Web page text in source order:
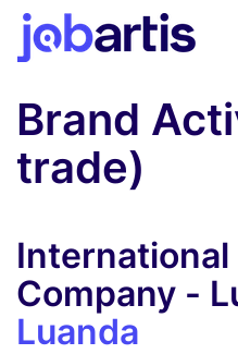
Brand
trade)
International
Company -
Luanda